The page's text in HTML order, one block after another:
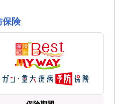
保険